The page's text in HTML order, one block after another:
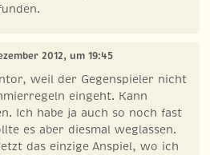
2012, um 19:45
weil der Gegenspieler nicht
eingeht. Kann
Ich habe ja auch so noch fast
es aber diesmal weglassen.
das einzige Anspiel, wo ich